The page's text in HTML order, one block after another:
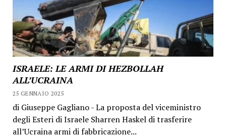
ISRAELE: LE ARMI DI HEZBOLLAH
ALL’UCRAINA
25 GENNAIO 2025
di Giuseppe Gagliano - La proposta del viceministro
degli Esteri di Israele Sharren Haskel di trasferire
all’Ucraina armi di fabbricazione...